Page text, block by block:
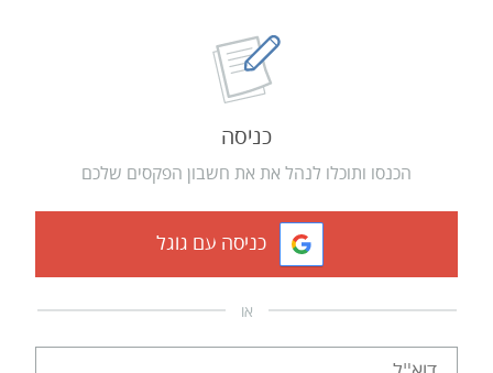
כניסה
הכנסו ותוכלו לנהל את את חשבון הפקסים שלכם
כניסה עם גוגל
או